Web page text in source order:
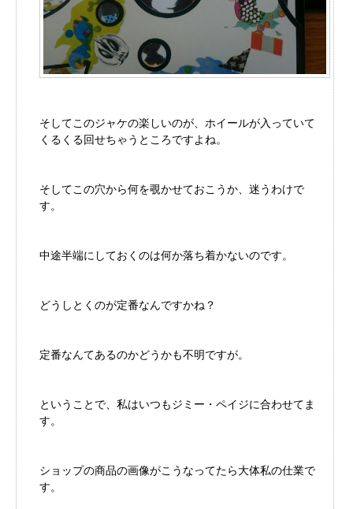
そしてこのジャケの楽しいのが、ホイールが入っていて
くるくる回せちゃうところですよね。
そしてこの穴から何を覗かせておこうか、迷うわけで
す。
中途半端にしておくのは何か落ち着かないのです。
どうしとくのが定番なんですかね？
定番なんてあるのかどうかも不明ですが。
ということで、私はいつもジミー・ペイジに合わせてま
す。
ショップの商品の画像がこうなってたら大体私の仕業で
す。